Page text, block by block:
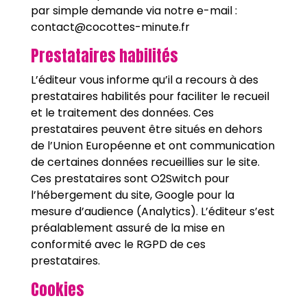
par simple demande via notre e-mail :
contact@cocottes-minute.fr
Prestataires habilités
L’éditeur vous informe qu’il a recours à des
prestataires habilités pour faciliter le recueil
et le traitement des données. Ces
prestataires peuvent être situés en dehors
de l’Union Européenne et ont communication
de certaines données recueillies sur le site.
Ces prestataires sont O2Switch pour
l’hébergement du site, Google pour la
mesure d’audience (Analytics). L’éditeur s’est
préalablement assuré de la mise en
conformité avec le RGPD de ces
prestataires.
Cookies